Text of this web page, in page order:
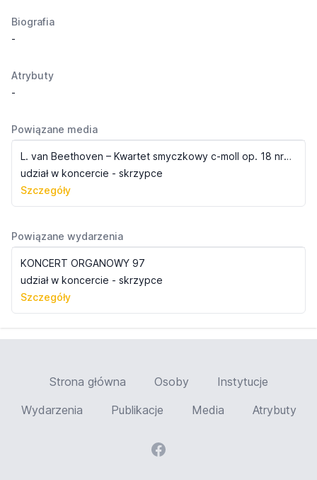
Biografia
-
Atrybuty
-
Powiązane media
L. van Beethoven – Kwartet smyczkowy c-moll op. 18 nr 4, cz. II
udział w koncercie - skrzypce
Szczegóły
Powiązane wydarzenia
KONCERT ORGANOWY 97
udział w koncercie - skrzypce
Szczegóły
Strona główna Osoby
Instytucje
Wydarzenia
Publikacje Media Atrybuty